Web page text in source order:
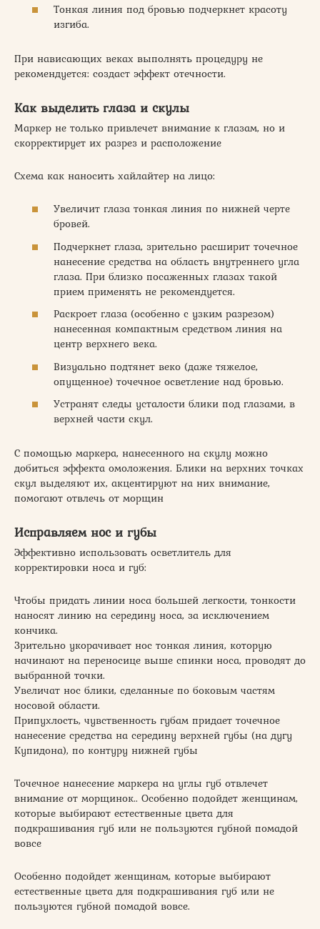
Тонкая линия под бровью подчеркнет красоту
изгиба.
При нависающих веках выполнять процедуру не
рекомендуется: создаст эффект отечности.
Как выделить глаза и скулы
Маркер не только привлечет внимание к глазам, но и
скорректирует их разрез и расположение
Схема как наносить хайлайтер на лицо:
Увеличит глаза тонкая линия по нижней черте
бровей.
Подчеркнет глаза, зрительно расширит точечное
нанесение средства на область внутреннего угла
глаза. При близко посаженных глазах такой
прием применять не рекомендуется.
Раскроет глаза (особенно с узким разрезом)
нанесенная компактным средством линия на
центр верхнего века.
Визуально подтянет веко (даже тяжелое,
опущенное) точечное осветление над бровью.
Устранят следы усталости блики под глазами, в
верхней части скул.
С помощью маркера, нанесенного на скулу можно
добиться эффекта омоложения. Блики на верхних точках
скул выделяют их, акцентируют на них внимание,
помогают отвлечь от морщин
Исправляем нос и губы
Эффективно использовать осветлитель для
корректировки носа и губ:
Чтобы придать линии носа большей легкости, тонкости
наносят линию на середину носа, за исключением
кончика.
Зрительно укорачивает нос тонкая линия, которую
начинают на переносице выше спинки носа, проводят до
выбранной точки.
Увеличат нос блики, сделанные по боковым частям
носовой области.
Припухлость, чувственность губам придает точечное
нанесение средства на середину верхней губы (на дугу
Купидона), по контуру нижней губы
Точечное нанесение маркера на углы губ отвлечет
внимание от морщинок.. Особенно подойдет женщинам,
которые выбирают естественные цвета для
подкрашивания губ или не пользуются губной помадой
вовсе
Особенно подойдет женщинам, которые выбирают
естественные цвета для подкрашивания губ или не
пользуются губной помадой вовсе.